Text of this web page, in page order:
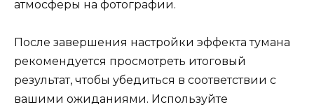
атмосферы на фотографии.
После завершения настройки эффекта тумана
рекомендуется просмотреть итоговый
результат, чтобы убедиться в соответствии с
вашими ожиданиями. Используйте